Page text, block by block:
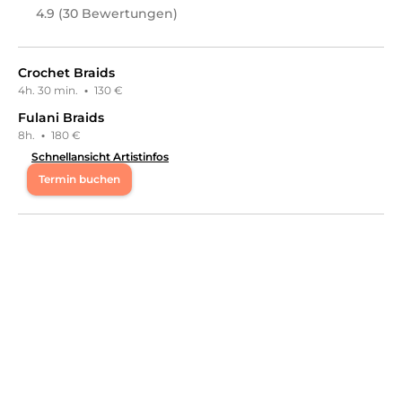
Leistungen inFriseur & Haare, Haarverlängerung, Afro
4.9 (30 Bewertungen)
Crochet Braids
4h. 30 min. · 130 €
Fulani Braids
8h. · 180 €
Schnellansicht Artistinfos
Termin buchen
Mo 15:00 - 20:00